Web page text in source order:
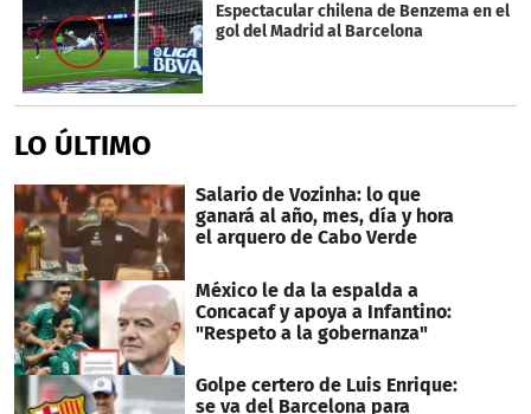
Espectacular chilena de Benzema en el
gol del Madrid al Barcelona
LO ÚLTIMO
Salario de Vozinha: lo que
ganará al año, mes, día y hora
el arquero de Cabo Verde
México le da la espalda a
Concacaf y apoya a Infantino:
"Respeto a la gobernanza"
Golpe certero de Luis Enrique:
se va del Barcelona para